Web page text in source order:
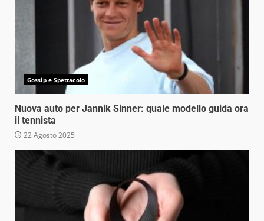
Gossip e Spettacolo
Nuova auto per Jannik Sinner: quale modello guida ora
il tennista
22 Agosto 2025